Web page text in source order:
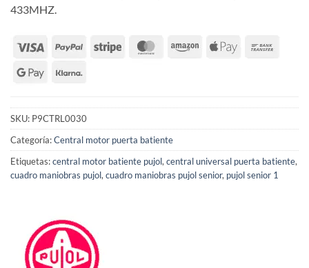
433MHZ.
SKU: P9CTRL0030
Categoría:Central motor puerta batiente
Etiquetas:central motor batiente pujol,central universal puerta batiente,
cuadro maniobras pujol,cuadro maniobras pujol senior, pujol senior 1